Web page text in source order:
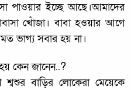
পাওয়ার ইচ্ছে আছে।আমাদের
খোঁজা। বাবা হওয়ার আগে
ভাগ্য সবার হয় না।
কেন জানেন..?
শ্বশুর বাড়ির লোকেরা মেয়েকে